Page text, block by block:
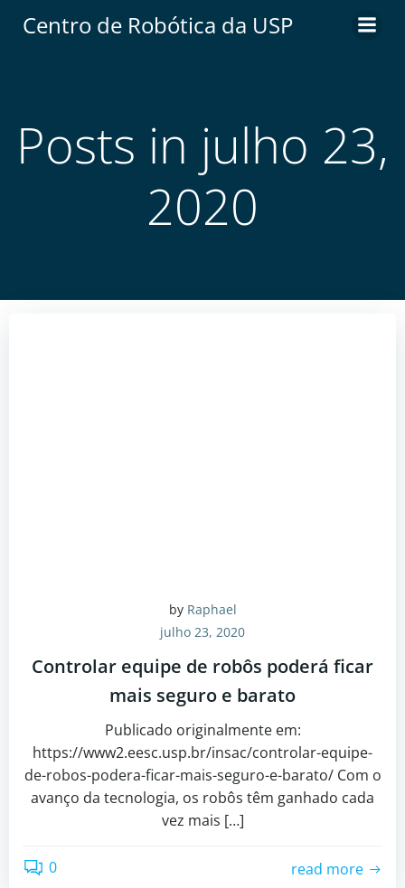
Centro de Robótica da USP
Posts in julho 23,
2020
by Raphael
julho 23, 2020
Controlar equipe de robôs poderá ficar
mais seguro e barato
Publicado originalmente em:
https://www2.eesc.usp.br/insac/controlar-equipe-
de-robos-podera-ficar-mais-seguro-e-barato/ Com o
avanço da tecnologia, os robôs têm ganhado cada
vez mais […]
0 read more